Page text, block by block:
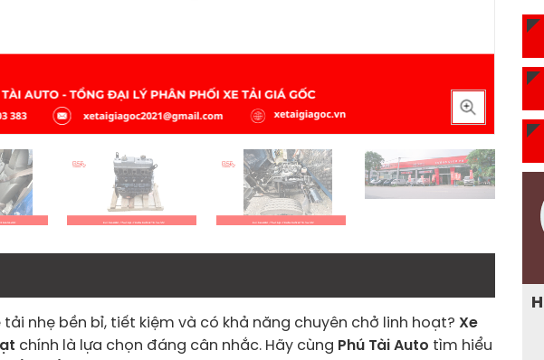
nhẹ bền bỉ, tiết kiệm và có khả năng chuyên chở linh hoạt? Xe
chính là lựa chọn đáng cân nhắc. Hãy cùng Phú Tài Auto tìm hiểu